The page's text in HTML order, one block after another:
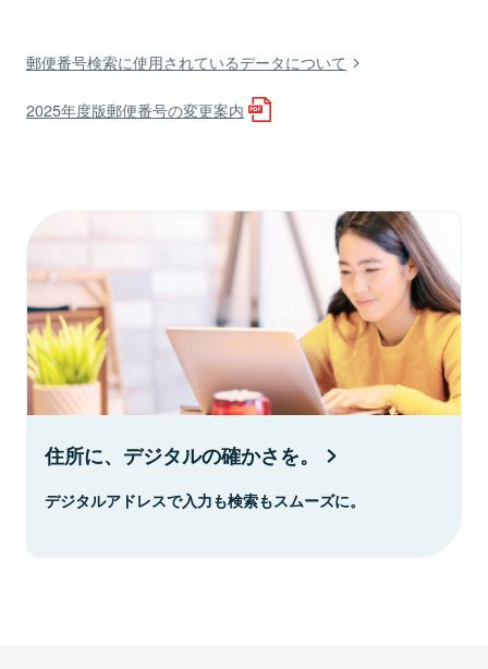
郵便番号検索に使用されているデータについて
2025年度版郵便番号の変更案内
住所に、デジタルの確かさを。
デジタルアドレスで入力も検索もスムーズに。